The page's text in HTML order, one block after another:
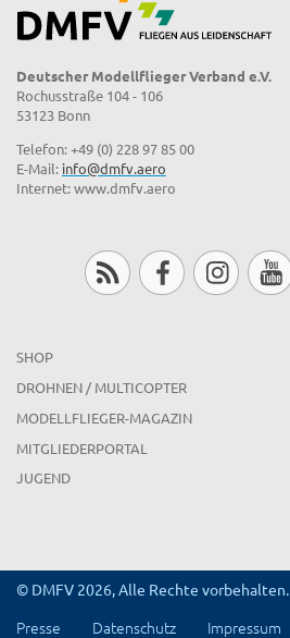
Deutscher Modellflieger Verband e.V.
Rochusstraße 104 - 106
53123 Bonn
Telefon: +49 (0) 228 97 85 00
E-Mail: info@dmfv.aero
Internet: www.dmfv.aero
SHOP
DROHNEN / MULTICOPTER
MODELLFLIEGER-MAGAZIN
MITGLIEDERPORTAL
JUGEND
© DMFV 2026, Alle Rechte vorbehalten.
Presse Datenschutz Impressum